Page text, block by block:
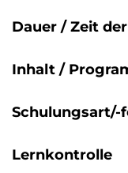
Dauer / Zeit
Inhalt /
Schulungsart/-
Lernkontrolle